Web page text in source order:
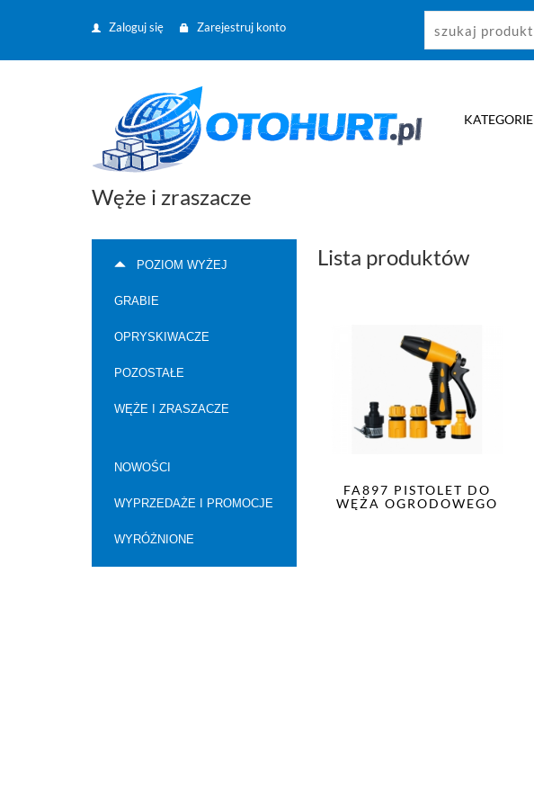
Zaloguj się Zarejestruj konto
KATEGORIE
Węże i zraszacze
POZIOM WYŻEJ
GRABIE
OPRYSKIWACZE
POZOSTAŁE
WĘŻE I ZRASZACZE
NOWOŚCI
WYPRZEDAŻE I PROMOCJE
WYRÓŻNIONE
Lista produktów
FA897 PISTOLET DO
WĘŻA OGRODOWEGO